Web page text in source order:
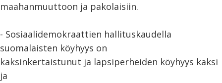
maahanmuuttoon ja pakolaisiin.
- Sosiaalidemokraattien hallituskaudella
suomalaisten köyhyys on
kaksinkertaistunut ja lapsiperheiden köyhyys kaksi
ja